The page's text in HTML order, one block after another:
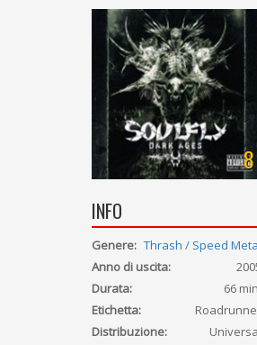
8
INFO
Genere: Thrash / Speed
Anno di uscita:
Durata:
66
Etichetta:
Distribuzione: